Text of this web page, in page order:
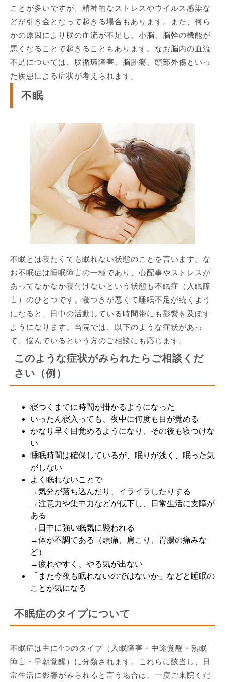
ことが多いですが、精神的なストレスやウイルス感染な
どが引き金となって起きる場合もあります。また、何ら
かの原因により脳の血流が不足し、小脳、脳幹の機能が
悪くなることで起きることもあります。なお脳内の血流
不足については、脳循環障害、脳腫瘍、頭部外傷といっ
た疾患による症状が考えられます。
不眠
不眠とは寝たくても眠れない状態のことを言います。な
お不眠症は睡眠障害の一種であり、心配事やストレスが
あってなかなか寝付けないという状態も不眠症（入眠障
害）のひとつです。寝つきが悪くて睡眠不足が続くよう
になると、日中の活動している時間帯にも影響を及ぼす
ようになります。当院では、以下のような症状があっ
て、悩んでいるという方のご相談にも応じます。
このような症状がみられたらご相談くだ
さい（例）
寝つくまでに時間が掛かるようになった
いったん寝入っても、夜中に何度も目が覚める
かなり早く目覚めるようになり、その後も寝つけな
い
睡眠時間は確保しているが、眠りが浅く、眠った気
がしない
よく眠れないことで
→気分が落ち込んだり、イライラしたりする
→注意力や集中力などが低下し、日常生活に支障が
ある
→日中に強い眠気に襲われる
→体が不調である（頭痛、肩こり、胃腸の痛みな
ど）
→疲れやすく、やる気が出ない
「また今夜も眠れないのではないか」などと睡眠の
ことが気になる
不眠症のタイプについて
不眠症は主に4つのタイプ（入眠障害・中途覚醒・熟眠
障害・早朝覚醒）に分類されます。これらに該当し、日
常生活に影響がみられると言う場合は、一度ご来院くだ